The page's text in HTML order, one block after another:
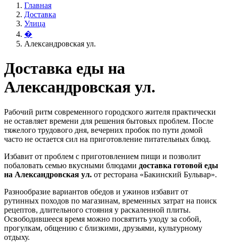
Главная
Доставка
Улица
�
Александровская ул.
Доставка еды на
Александровская ул.
Рабочий ритм современного городского жителя практически
не оставляет времени для решения бытовых проблем. После
тяжелого трудового дня, вечерних пробок по пути домой
часто не остается сил на приготовление питательных блюд.
Избавит от проблем с приготовлением пищи и позволит
побаловать семью вкусными блюдами доставка готовой еды
на Александровская ул. от ресторана «Бакинский Бульвар».
Разнообразие вариантов обедов и ужинов избавит от
рутинных походов по магазинам, временных затрат на поиск
рецептов, длительного стояния у раскаленной плиты.
Освободившееся время можно посвятить уходу за собой,
прогулкам, общению с близкими, друзьями, культурному
отдыху.